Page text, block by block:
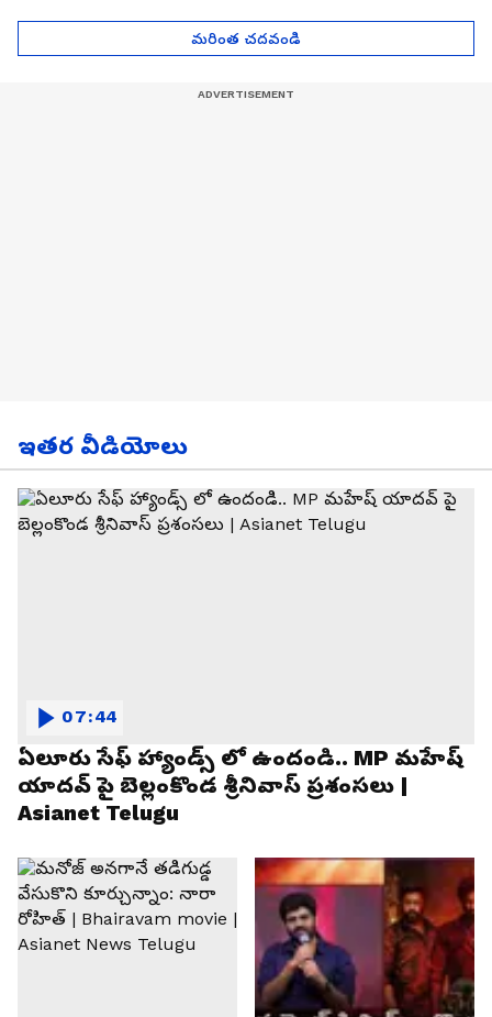
మరింత చదవండి
ఇతర వీడియోలు
ఏలూరు సేఫ్ హ్యాండ్స్ లో ఉందండి.. MP మహేష్
యాదవ్ పై బెల్లంకొండ శ్రీనివాస్ ప్రశంసలు |
Asianet Telugu
07:44